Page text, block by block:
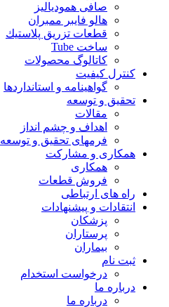
صافی همودیالیز
هالو فایبر ممبران
قطعات تزريق پلاستيك
ساخت Tube
کاتالوگ محصولات
کنترل کیفیت
گواهينامه و استانداردها
تحقيق و توسعه
مقالات
اهداف و چشم انداز
فرمهای تحقیق و توسعه
همکاری و مشارکت
همکاری
فروش قطعات
راه های ارتباطی
انتقادات و پيشنهادات
پزشكان
پرستاران
بيماران
ثبت نام
درخواست استخدام
درباره ما
درباره ما